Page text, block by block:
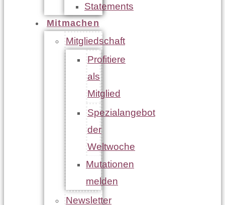
Statements
Mitmachen
Mitgliedschaft
Profitiere
als
Mitglied
Spezialangebot
der
Weltwoche
Mutationen
melden
Newsletter